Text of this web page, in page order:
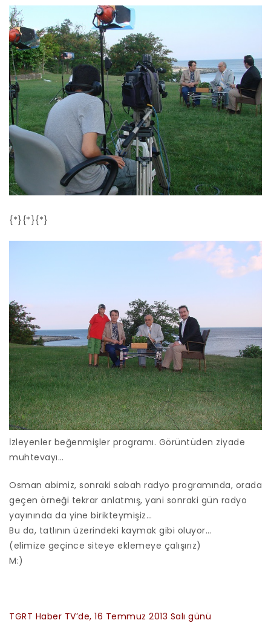
{*}{*}{*}
İzleyenler beğenmişler programı. Görüntüden ziyade
muhtevayı…
Osman abimiz, sonraki sabah radyo programında, orada
geçen örneği tekrar anlatmış, yani sonraki gün radyo
yayınında da yine birikteymişiz…
Bu da, tatlının üzerindeki kaymak gibi oluyor…
(elimize geçince siteye eklemeye çalışırız)
M:)
TGRT Haber TV’de, 16 Temmuz 2013 Salı günü